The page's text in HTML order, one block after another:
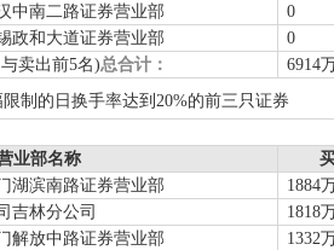
中南二路证券营业部
0
政和大道证券营业部
0
卖出前5名)总合计： 6914
制的日换手率达到20%的前三只证券
业部名称
湖滨南路证券营业部
1884
吉林分公司
1818
解放中路证券营业部
1332